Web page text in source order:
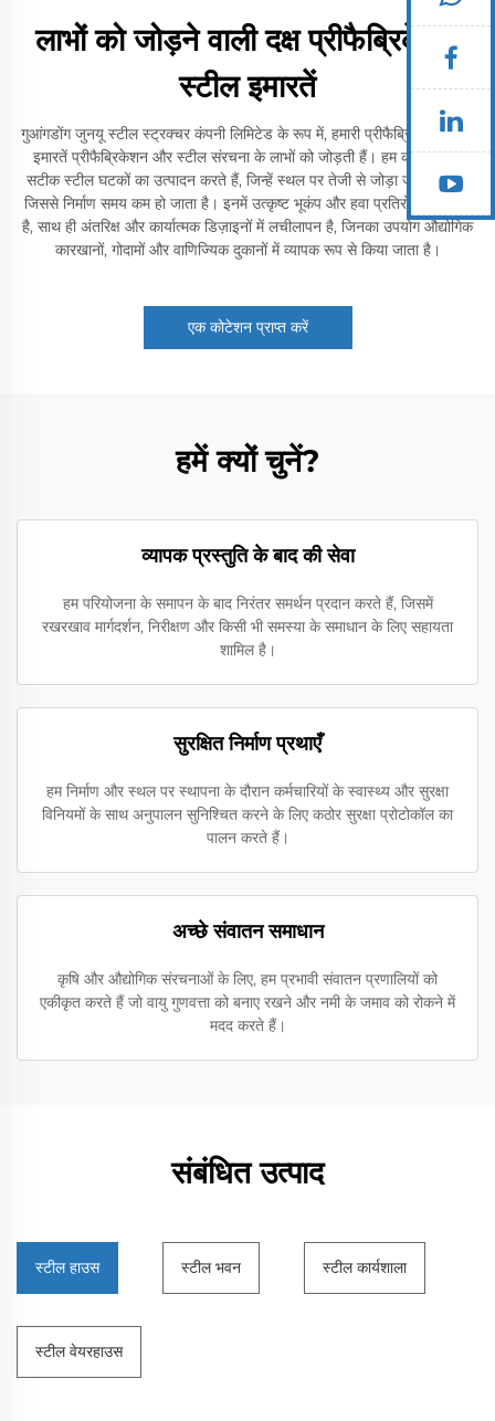
लाभों को जोड़ने वाली दक्ष प्रीफैब्रिकेटेड
स्टील इमारतें
गुआंगडोंग जुनयू स्टील स्ट्रक्चर कंपनी लिमिटेड के रूप में, हमारी प्रीफैब्रिकेटेड स्टील
इमारतें प्रीफैब्रिकेशन और स्टील संरचना के लाभों को जोड़ती हैं। हम कारखानों में
सटीक स्टील घटकों का उत्पादन करते हैं, जिन्हें स्थल पर तेजी से जोड़ा जा सकता है,
जिससे निर्माण समय कम हो जाता है। इनमें उत्कृष्ट भूकंप और हवा प्रतिरोध की क्षमता
है, साथ ही अंतरिक्ष और कार्यात्मक डिज़ाइनों में लचीलापन है, जिनका उपयोग औद्योगिक
कारखानों, गोदामों और वाणिज्यिक दुकानों में व्यापक रूप से किया जाता है।
एक कोटेशन प्राप्त करें
हमें क्यों चुनें?
व्यापक प्रस्तुति के बाद की सेवा
हम परियोजना के समापन के बाद निरंतर समर्थन प्रदान करते हैं, जिसमें
रखरखाव मार्गदर्शन, निरीक्षण और किसी भी समस्या के समाधान के लिए सहायता
शामिल है।
सुरक्षित निर्माण प्रथाएँ
हम निर्माण और स्थल पर स्थापना के दौरान कर्मचारियों के स्वास्थ्य और सुरक्षा
विनियमों के साथ अनुपालन सुनिश्चित करने के लिए कठोर सुरक्षा प्रोटोकॉल का
पालन करते हैं।
अच्छे संवातन समाधान
कृषि और औद्योगिक संरचनाओं के लिए, हम प्रभावी संवातन प्रणालियों को
एकीकृत करते हैं जो वायु गुणवत्ता को बनाए रखने और नमी के जमाव को रोकने में
मदद करते हैं।
संबंधित उत्पाद
स्टील हाउस स्टील भवन स्टील कार्यशाला
स्टील वेयरहाउस